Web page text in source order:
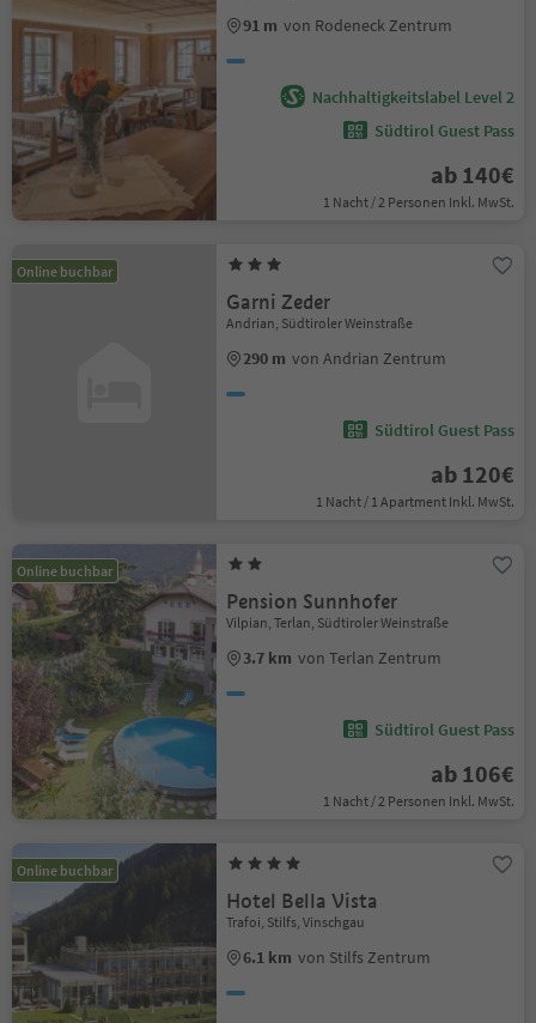
91 m von Rodeneck Zentrum
Nachhaltigkeitslabel Level 2
Südtirol Guest Pass
ab 140€
1 Nacht / 2 Personen Inkl. MwSt.
Online buchbar
Garni Zeder
Andrian, Südtiroler Weinstraße
290 m von Andrian Zentrum
Südtirol Guest Pass
ab 120€
1 Nacht / 1 Apartment Inkl. MwSt.
Online buchbar
Pension Sunnhofer
Vilpian, Terlan, Südtiroler Weinstraße
3.7 km von Terlan Zentrum
Südtirol Guest Pass
ab 106€
1 Nacht / 2 Personen Inkl. MwSt.
Online buchbar
Hotel Bella Vista
Trafoi, Stilfs, Vinschgau
6.1 km von Stilfs Zentrum